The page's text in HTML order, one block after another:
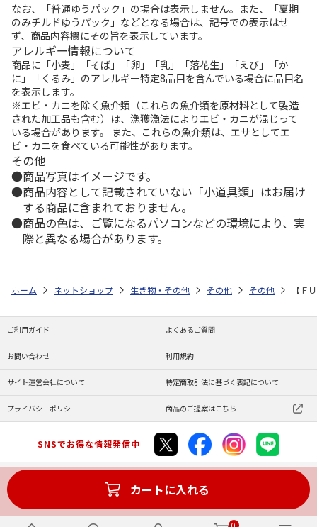
なお、「普通ゆうパック」の場合は表示しません。また、「夏期
のみチルドゆうパック」などとなる場合は、記号での表示はせ
ず、商品内容欄にその旨を表示しています。
アレルギー情報について
商品に「小麦」「そば」「卵」「乳」「落花生」「えび」「か
に」「くるみ」のアレルギー特定8品目を含んでいる場合に品目名
を表示します。
※エビ・カニを除く魚介類（これらの魚介類を原材料として製造
された加工品も含む）は、漁獲漁法によりエビ・カニが混じって
いる場合があります。 また、これらの魚介類は、エサとしてエ
ビ・カニを食べている可能性があります。
その他
商品写真はイメージです。
商品内容として記載されていない「小道具類」はお届け
する商品に含まれておりません。
商品の色は、ご覧になるパソコンなどの環境により、実
際と異なる場合があります。
カートに入れる
ホーム ネットショップ 生き物・その他 その他 その他 【Ｆ
ご利用ガイド よくあるご質問
お問い合わせ 利用規約
サイト運営会社について 特定商取引法に基づく表記について
プライバシーポリシー 商品のご提案はこちら
SNSでお得な情報発信中